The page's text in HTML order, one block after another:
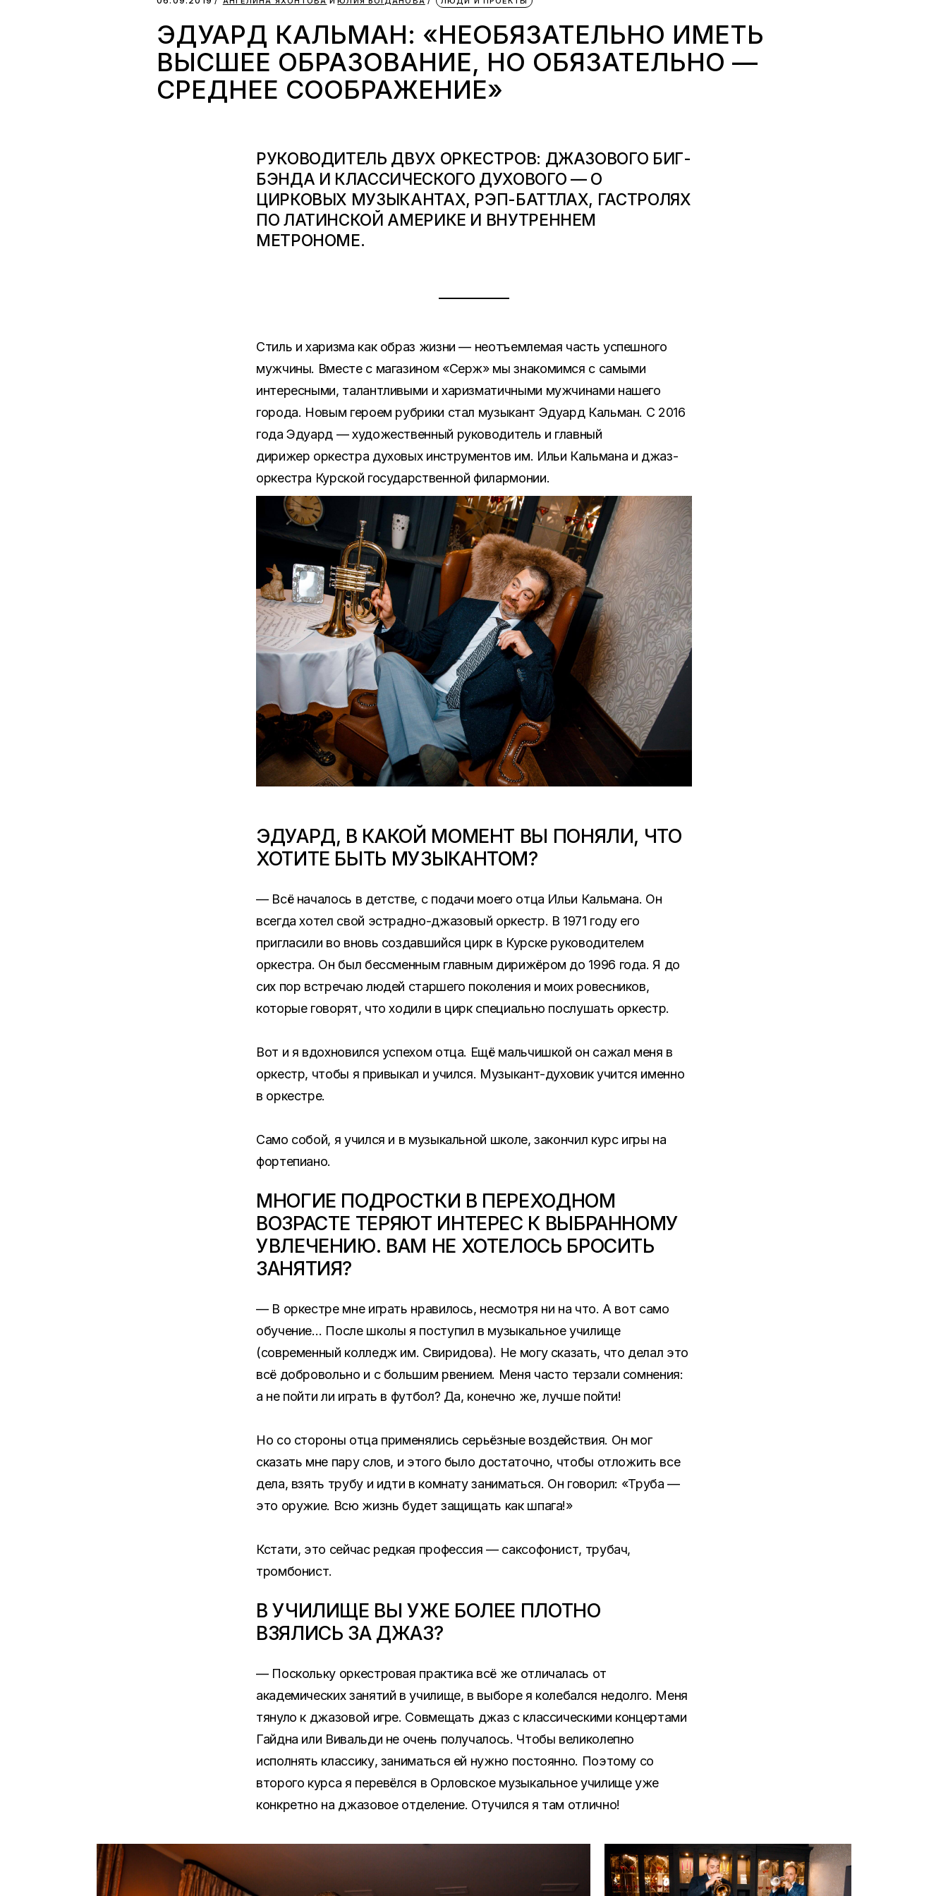
ЭДУАРД КАЛЬМАН: «НЕОБЯЗАТЕЛЬНО ИМЕТЬ
ВЫСШЕЕ ОБРАЗОВАНИЕ, НО ОБЯЗАТЕЛЬНО —
СРЕДНЕЕ СООБРАЖЕНИЕ»
РУКОВОДИТЕЛЬ ДВУХ ОРКЕСТРОВ: ДЖАЗОВОГО БИГ-
БЭНДА И КЛАССИЧЕСКОГО ДУХОВОГО — О
ЦИРКОВЫХ МУЗЫКАНТАХ, РЭП-БАТТЛАХ, ГАСТРОЛЯХ
ПО ЛАТИНСКОЙ АМЕРИКЕ И ВНУТРЕННЕМ
МЕТРОНОМЕ.
Стиль и харизма как образ жизни — неотъемлемая часть успешного
мужчины. Вместе с магазином «Серж» мы знакомимся с самыми
интересными, талантливыми и харизматичными мужчинами нашего
города. Новым героем рубрики стал музыкант Эдуард Кальман. С 2016
года Эдуард — художественный руководитель и главный
дирижер оркестра духовых инструментов им. Ильи Кальмана и джаз-
оркестра Курской государственной филармонии.
ЭДУАРД, В КАКОЙ МОМЕНТ ВЫ ПОНЯЛИ, ЧТО
ХОТИТЕ БЫТЬ МУЗЫКАНТОМ?
— Всё началось в детстве, с подачи моего отца Ильи Кальмана. Он
всегда хотел свой эстрадно-джазовый оркестр. В 1971 году его
пригласили во вновь создавшийся цирк в Курске руководителем
оркестра. Он был бессменным главным дирижёром до 1996 года. Я до
сих пор встречаю людей старшего поколения и моих ровесников,
которые говорят, что ходили в цирк специально послушать оркестр.
Вот и я вдохновился успехом отца. Ещё мальчишкой он сажал меня в
оркестр, чтобы я привыкал и учился. Музыкант-духовик учится именно
в оркестре.
Само собой, я учился и в музыкальной школе, закончил курс игры на
фортепиано.
МНОГИЕ ПОДРОСТКИ В ПЕРЕХОДНОМ
ВОЗРАСТЕ ТЕРЯЮТ ИНТЕРЕС К ВЫБРАННОМУ
УВЛЕЧЕНИЮ. ВАМ НЕ ХОТЕЛОСЬ БРОСИТЬ
ЗАНЯТИЯ?
— В оркестре мне играть нравилось, несмотря ни на что. А вот само
обучение… После школы я поступил в музыкальное училище
(современный колледж им. Свиридова). Не могу сказать, что делал это
всё добровольно и с большим рвением. Меня часто терзали сомнения:
а не пойти ли играть в футбол? Да, конечно же, лучше пойти!
Но со стороны отца применялись серьёзные воздействия. Он мог
сказать мне пару слов, и этого было достаточно, чтобы отложить все
дела, взять трубу и идти в комнату заниматься. Он говорил: «Труба —
это оружие. Всю жизнь будет защищать как шпага!»
Кстати, это сейчас редкая профессия — саксофонист, трубач,
тромбонист.
В УЧИЛИЩЕ ВЫ УЖЕ БОЛЕЕ ПЛОТНО
ВЗЯЛИСЬ ЗА ДЖАЗ?
— Поскольку оркестровая практика всё же отличалась от
академических занятий в училище, в выборе я колебался недолго. Меня
тянуло к джазовой игре. Совмещать джаз с классическими концертами
Гайдна или Вивальди не очень получалось. Чтобы великолепно
исполнять классику, заниматься ей нужно постоянно. Поэтому со
второго курса я перевёлся в Орловское музыкальное училище уже
конкретно на джазовое отделение. Отучился я там отлично!